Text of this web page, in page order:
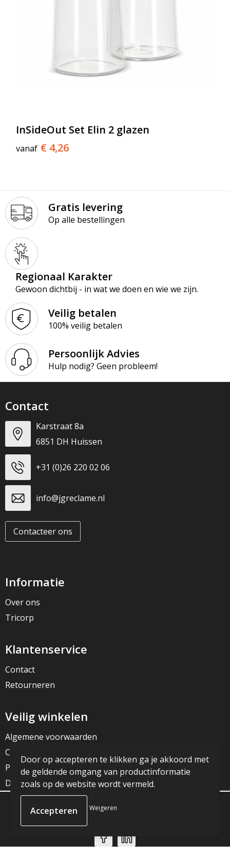
InSideOut Set Elin 2 glazen
vanaf € 4,26
Gratis levering
Op alle bestellingen
Regionaal Karakter
Gewoon dichtbij - in wat we doen en wie we zijn.
Veilig betalen
100% veilig betalen
Persoonlijk Advies
Hulp nodig? Geen probleem!
Contact
Karstraat 8a
6851 DH Huissen
+31 (0)26 220 02 06
info@jgreclame.nl
Contacteer ons
Informatie
Over ons
Tricorp
Klantenservice
Contact
Retourneren
Veilig winkelen
Algemene voorwaarden
Cookieverklaring
Privacyverklaring
Disclaimer
© Copyright JG Reclame 2023
Door op accepteren te klikken ga je akkoord met
de geldende omgang van productinformatie
zoals op de website wordt vermeld.
Weigeren